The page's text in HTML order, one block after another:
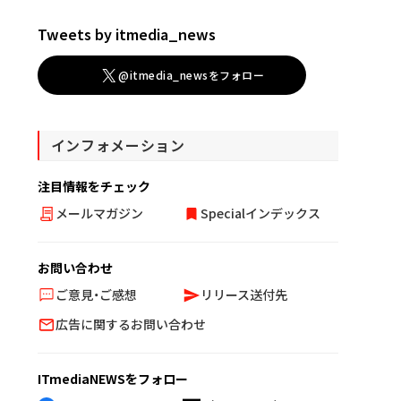
Tweets by itmedia_news
@itmedia_newsをフォロー
インフォメーション
注目情報をチェック
メールマガジン
Specialインデックス
お問い合わせ
ご意見・ご感想
リリース送付先
広告に関するお問い合わせ
ITmediaNEWSをフォロー